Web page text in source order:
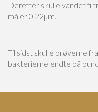
Derefter skulle vandet
måler 0,22µm.
Til sidst skulle prøverne
bakterierne endte på